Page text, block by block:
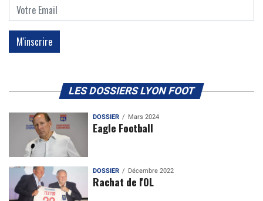
LES DOSSIERS LYON FOOT
DOSSIER Mars 2024
Eagle Football
DOSSIER Décembre 2022
Rachat de l'OL